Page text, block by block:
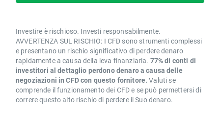
Investire è rischioso. Investi responsabilmente.
AVVERTENZA SUL RISCHIO: I CFD sono strumenti complessi
e presentano un rischio significativo di perdere denaro
rapidamente a causa della leva finanziaria. 77% di conti di
investitori al dettaglio perdono denaro a causa delle
negoziazioni in CFD con questo fornitore. Valuti se
comprende il funzionamento dei CFD e se può permettersi di
correre questo alto rischio di perdere il Suo denaro.